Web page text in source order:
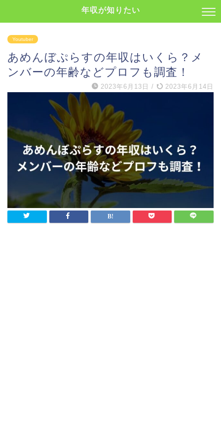
年収が知りたい
Youtuber
あめんぼぷらすの年収はいくら？メ
ンバーの年齢などプロフも調査！
2023年6月13日 / 2023年6月14日